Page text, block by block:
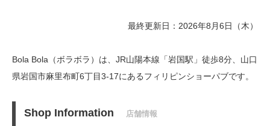
最終更新日：2026年8月6日（木）
Bola Bola（ボラボラ）は、JR山陽本線「岩国駅」徒歩8分、 山口
県岩国市麻里布町6丁目3-17にあるフィリピンショーパブです。
Shop Information 店舗情報